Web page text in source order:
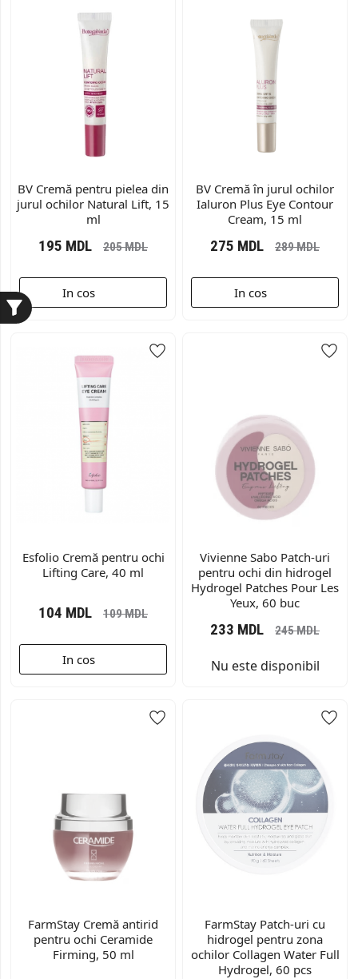
BV Cremă pentru pielea din
jurul ochilor Natural Lift, 15
ml
195 MDL 205MDL
In cos
BV Сremă în jurul ochilor
Ialuron Plus Eye Contour
Cream, 15 ml
275 MDL 289MDL
In cos
Esfolio Cremă pentru ochi
Lifting Care, 40 ml
104 MDL 109MDL
In cos
Vivienne Sabo Patch-uri
pentru ochi din hidrogel
Hydrogel Patches Pour Les
Yeux, 60 buc
233 MDL 245MDL
Nu este disponibil
FarmStay Cremă antirid
pentru ochi Ceramide
Firming, 50 ml
FarmStay Patch-uri cu
hidrogel pentru zona
ochilor Collagen Water Full
Hydrogel, 60 pcs